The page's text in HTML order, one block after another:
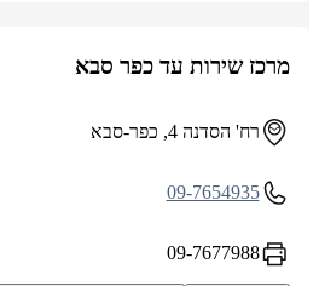
מרכז שירות עד כפר סבא
רח' הסדנה 4, כפר-סבא
09-7654935
09-7677988